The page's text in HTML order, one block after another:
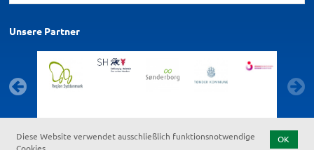
Unsere Partner
OK
Diese Website verwendet ausschließlich funktionsnotwendige
Cookies.